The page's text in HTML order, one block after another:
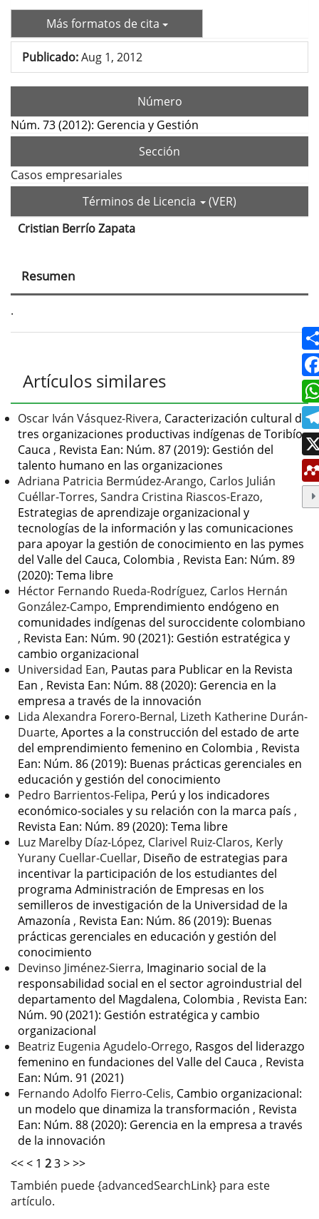
Más formatos de cita
Publicado:Aug 1, 2012
Número
Núm. 73 (2012): Gerencia y Gestión
Sección
Casos empresariales
Términos de Licencia
(VER)
Contenido
principal
del
Cristian Berrío Zapata
Resumen
.
Detalles
del
artículo
Artículos similares
Oscar Iván Vásquez-Rivera, Caracterización cultural de
tres organizaciones productivas indígenas de Toribío,
Cauca , Revista Ean: Núm. 87 (2019): Gestión del
talento humano en las organizaciones
Adriana Patricia Bermúdez-Arango, Carlos Julián
Cuéllar-Torres, Sandra Cristina Riascos-Erazo,
Estrategias de aprendizaje organizacional y
tecnologías de la información y las comunicaciones
para apoyar la gestión de conocimiento en las pymes
del Valle del Cauca, Colombia , Revista Ean: Núm. 89
(2020): Tema libre
Héctor Fernando Rueda-Rodríguez, Carlos Hernán
González-Campo, Emprendimiento endógeno en
comunidades indígenas del suroccidente colombiano
, Revista Ean: Núm. 90 (2021): Gestión estratégica y
cambio organizacional
Universidad Ean, Pautas para Publicar en la Revista
Ean , Revista Ean: Núm. 88 (2020): Gerencia en la
empresa a través de la innovación
Lida Alexandra Forero-Bernal, Lizeth Katherine Durán-
Duarte, Aportes a la construcción del estado de arte
del emprendimiento femenino en Colombia , Revista
Ean: Núm. 86 (2019): Buenas prácticas gerenciales en
educación y gestión del conocimiento
Pedro Barrientos-Felipa, Perú y los indicadores
económico-sociales y su relación con la marca país ,
Revista Ean: Núm. 89 (2020): Tema libre
Luz Marelby Díaz-López, Clarivel Ruiz-Claros, Kerly
Yurany Cuellar-Cuellar, Diseño de estrategias para
incentivar la participación de los estudiantes del
programa Administración de Empresas en los
semilleros de investigación de la Universidad de la
Amazonía , Revista Ean: Núm. 86 (2019): Buenas
prácticas gerenciales en educación y gestión del
conocimiento
Devinso Jiménez-Sierra, Imaginario social de la
responsabilidad social en el sector agroindustrial del
departamento del Magdalena, Colombia , Revista Ean:
Núm. 90 (2021): Gestión estratégica y cambio
organizacional
Beatriz Eugenia Agudelo-Orrego, Rasgos del liderazgo
femenino en fundaciones del Valle del Cauca , Revista
Ean: Núm. 91 (2021)
Fernando Adolfo Fierro-Celis, Cambio organizacional:
un modelo que dinamiza la transformación , Revista
Ean: Núm. 88 (2020): Gerencia en la empresa a través
de la innovación
<<< 1 23>>>
También puede {advancedSearchLink} para este
artículo.